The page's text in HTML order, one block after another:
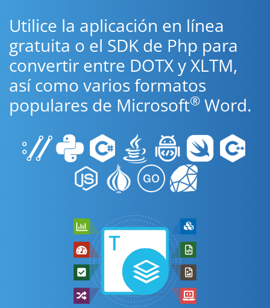
Utilice la aplicación en línea
gratuita o el SDK de Php para
convertir entre DOTX y XLTM,
así como varios formatos
populares de Microsoft® Word.